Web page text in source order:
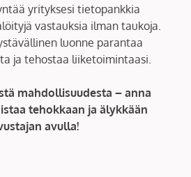
yrityksesi tietopankkia
vastauksia ilman taukoja.
luonne parantaa
ja tehostaa liiketoimintaasi.
mahdollisuudesta – anna
tehokkaan ja älykkään
avulla!